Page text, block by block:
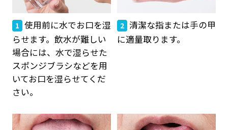
1 使用前に水でお口を湿
らせます。飲水が難しい
場合には、水で湿らせた
スポンジブラシなどを用
いてお口を湿らせてくだ
さい。
2 清潔な指または手の甲
に適量取ります。